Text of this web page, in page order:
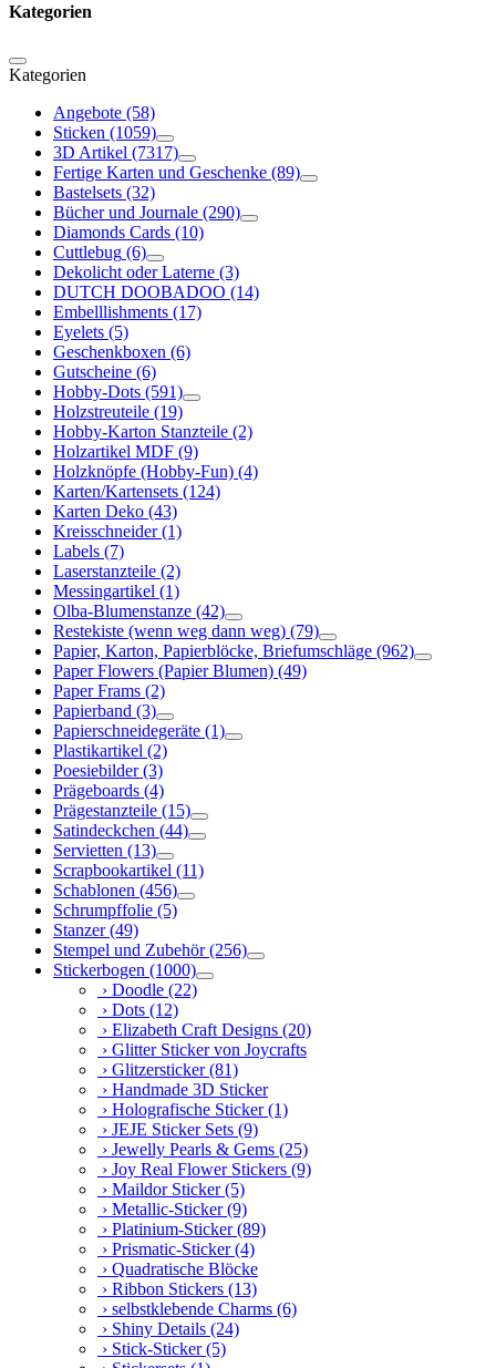
Kategorien
Kategorien
Angebote (58)
Sticken (1059)
3D Artikel (7317)
Fertige Karten und Geschenke (89)
Bastelsets (32)
Bücher und Journale (290)
Diamonds Cards (10)
Cuttlebug (6)
Dekolicht oder Laterne (3)
DUTCH DOOBADOO (14)
Embelllishments (17)
Eyelets (5)
Geschenkboxen (6)
Gutscheine (6)
Hobby-Dots (591)
Holzstreuteile (19)
Hobby-Karton Stanzteile (2)
Holzartikel MDF (9)
Holzknöpfe (Hobby-Fun) (4)
Karten/Kartensets (124)
Karten Deko (43)
Kreisschneider(1)
Labels (7)
Laserstanzteile (2)
Messingartikel (1)
Olba-Blumenstanze (42)
Restekiste (wenn weg dann weg) (79)
Papier, Karton, Papierblöcke, Briefumschläge (962)
Paper Flowers (Papier Blumen) (49)
Paper Frams (2)
Papierband (3)
Papierschneidegeräte (1)
Plastikartikel (2)
Poesiebilder(3)
Prägeboards (4)
Prägestanzteile (15)
Satindeckchen (44)
Servietten (13)
Scrapbookartikel (11)
Schablonen (456)
Schrumpffolie (5)
Stanzer(49)
Stempel und Zubehör(256)
Stickerbogen (1000)
› Doodle (22)
› Dots (12)
› Elizabeth Craft Designs (20)
› Glitter Sticker von Joycrafts
› Glitzersticker(81)
› Handmade 3D Sticker
› Holografische Sticker(1)
› JEJE Sticker Sets (9)
› Jewelly Pearls & Gems (25)
› Joy Real Flower Stickers (9)
› Maildor Sticker(5)
› Metallic-Sticker(9)
› Platinium-Sticker(89)
› Prismatic-Sticker(4)
› Quadratische Blöcke
› Ribbon Stickers (13)
› selbstklebende Charms (6)
› Shiny Details (24)
› Stick-Sticker(5)